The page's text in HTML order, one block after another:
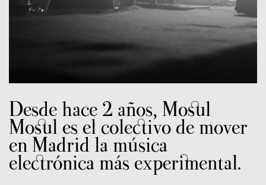
Desde hace 2 años, Mosul
Mosul es el colectivo de mover
en Madrid la música
electrónica más experimental.